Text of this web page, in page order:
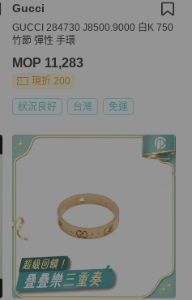
Gucci
GUCCI 284730 J8500.9000 白K 750
竹節 彈性 手環
MOP 11,283
現折 200
狀況良好 台灣 免運